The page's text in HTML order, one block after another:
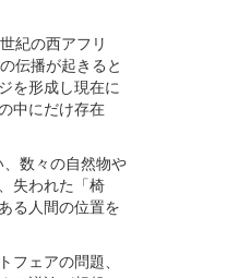
紀の西アフリ
伝播が起きると
を形成し現在に
中にだけ存在
数々の自然物や
失われた「椅
る人間の位置を
ェアの問題、